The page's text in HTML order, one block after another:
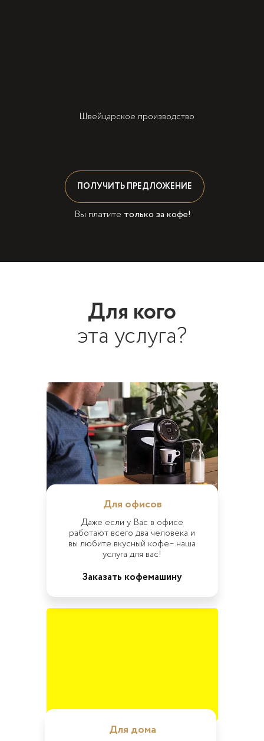
ПОЛУЧИТЬ ПРЕДЛОЖЕНИЕ
Вы платите только за кофе!
Швейцарское производство
Для офисов
Даже если у Вас в офисе
работают всего два человека и
вы любите вкусный кофе– наша
услуга для вас!
Для дома
Для кого
эта услуга?
Заказать кофемашину